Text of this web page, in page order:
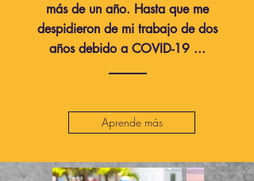
más de un año. Hasta que me
despidieron de mi trabajo de dos
años debido a COVID-19 ...
Aprende más